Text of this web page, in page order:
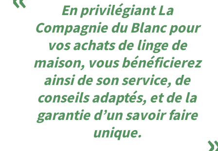
En privilégiant La
Compagnie du Blanc pour
vos achats de linge de
maison, vous bénéficierez
ainsi de son service, de
conseils adaptés, et de la
garantie d’un savoir faire
unique.